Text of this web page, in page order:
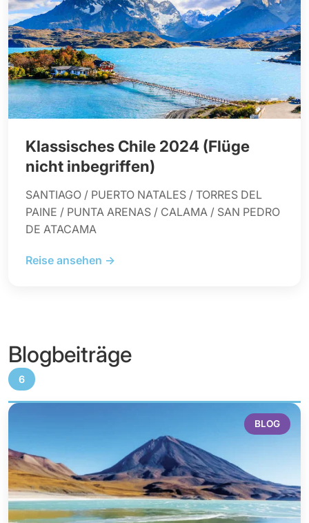
Klassisches Chile 2024 (Flüge
nicht inbegriffen)
SANTIAGO / PUERTO NATALES / TORRES DEL
PAINE / PUNTA ARENAS / CALAMA / SAN PEDRO
DE ATACAMA
Reise ansehen →
Blogbeiträge
6
BLOG